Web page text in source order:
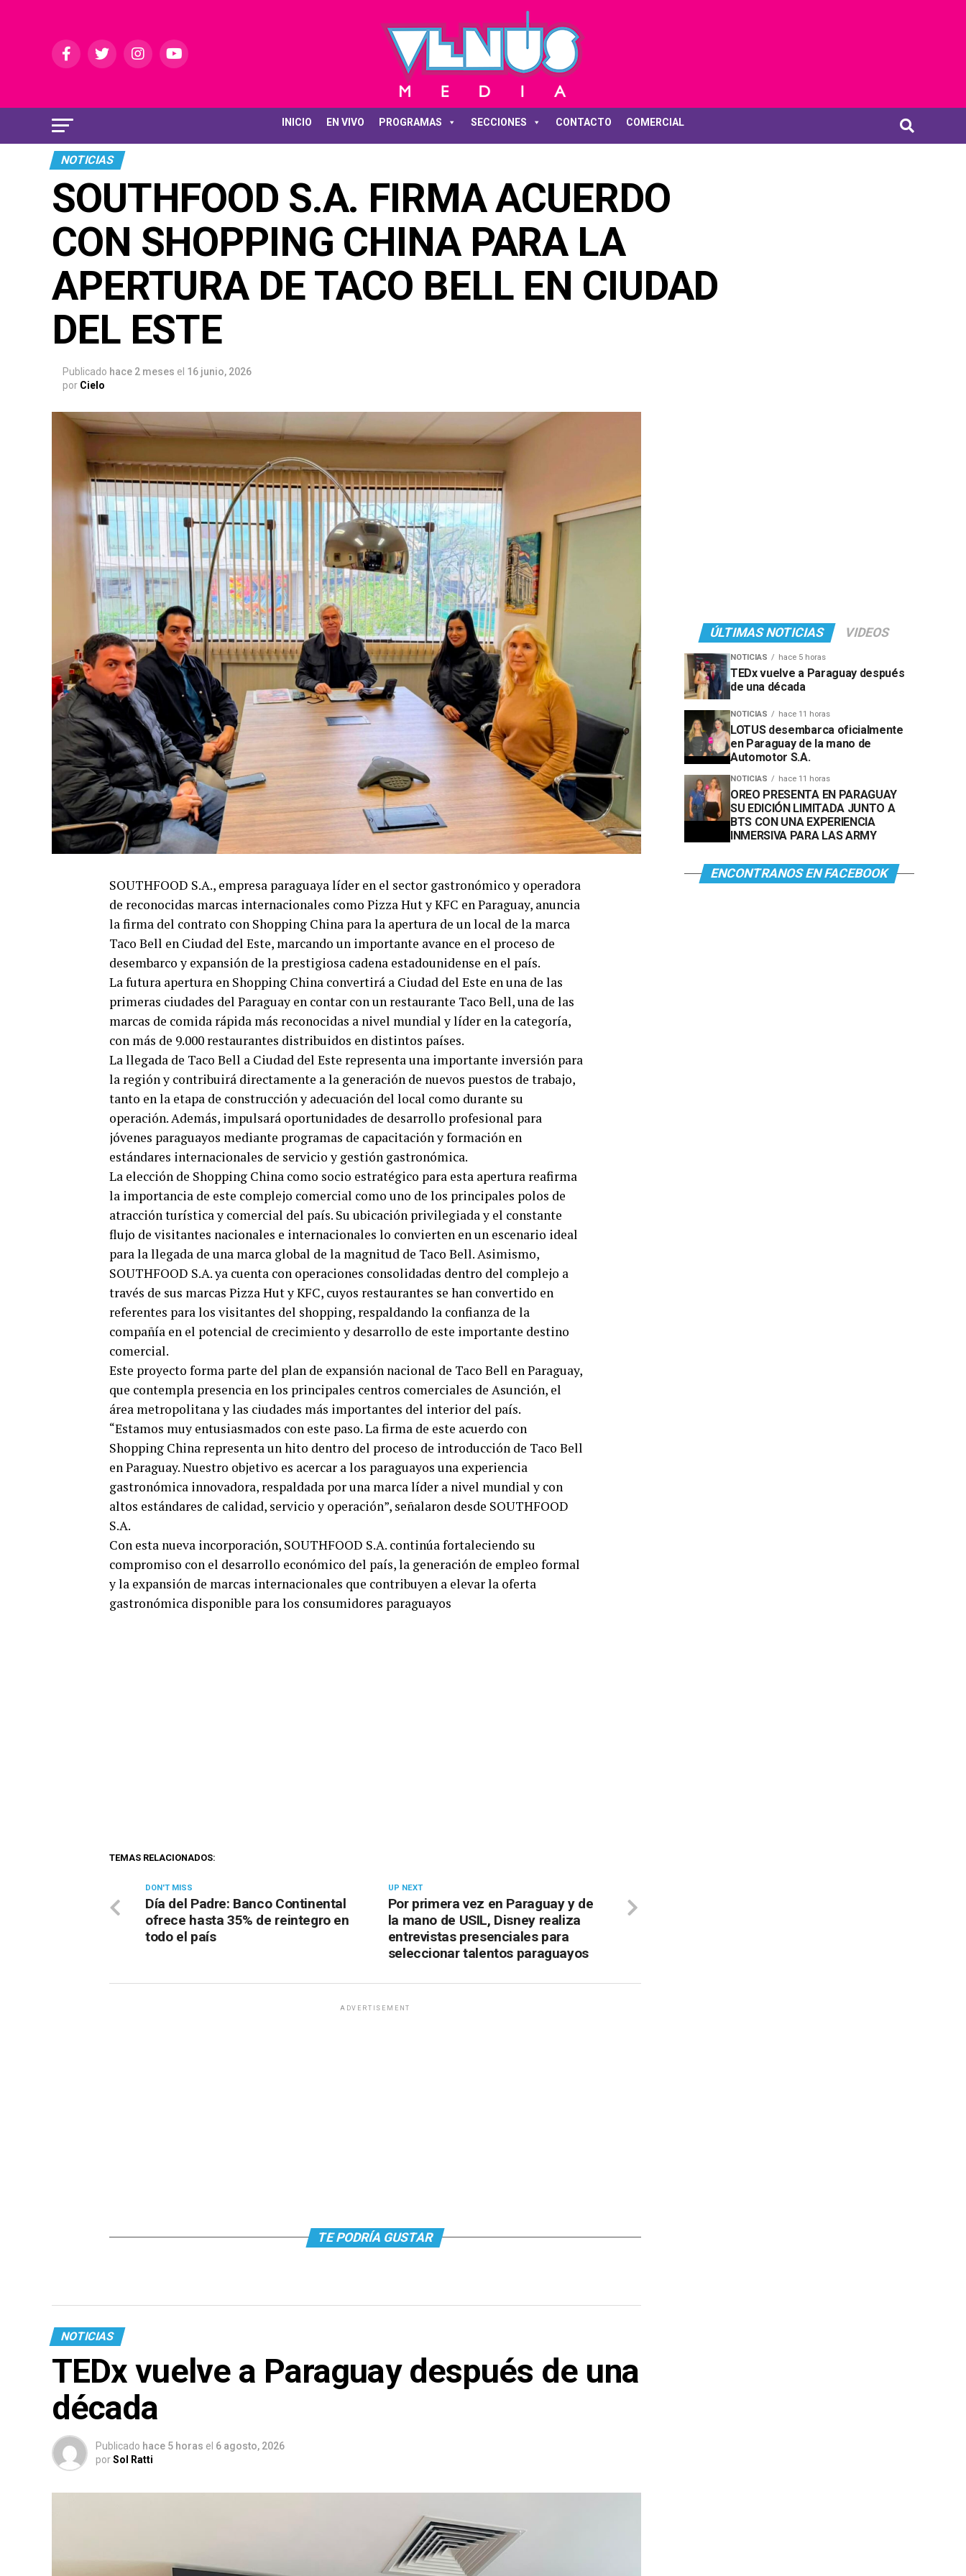
INICIO EN VIVO PROGRAMAS SECCIONES CONTACTO COMERCIAL
NOTICIAS
SOUTHFOOD S.A. FIRMA ACUERDO
CON SHOPPING CHINA PARA LA
APERTURA DE TACO BELL EN CIUDAD
DEL ESTE
Publicado hace 2 meses el 16 junio, 2026
por Cielo
SOUTHFOOD S.A., empresa paraguaya líder en el sector gastronómico y operadora
de reconocidas marcas internacionales como Pizza Hut y KFC en Paraguay, anuncia
la firma del contrato con Shopping China para la apertura de un local de la marca
Taco Bell en Ciudad del Este, marcando un importante avance en el proceso de
desembarco y expansión de la prestigiosa cadena estadounidense en el país.
La futura apertura en Shopping China convertirá a Ciudad del Este en una de las
primeras ciudades del Paraguay en contar con un restaurante Taco Bell, una de las
marcas de comida rápida más reconocidas a nivel mundial y líder en la categoría,
con más de 9.000 restaurantes distribuidos en distintos países.
La llegada de Taco Bell a Ciudad del Este representa una importante inversión para
la región y contribuirá directamente a la generación de nuevos puestos de trabajo,
tanto en la etapa de construcción y adecuación del local como durante su
operación. Además, impulsará oportunidades de desarrollo profesional para
jóvenes paraguayos mediante programas de capacitación y formación en
estándares internacionales de servicio y gestión gastronómica.
La elección de Shopping China como socio estratégico para esta apertura reafirma
la importancia de este complejo comercial como uno de los principales polos de
atracción turística y comercial del país. Su ubicación privilegiada y el constante
flujo de visitantes nacionales e internacionales lo convierten en un escenario ideal
para la llegada de una marca global de la magnitud de Taco Bell. Asimismo,
SOUTHFOOD S.A. ya cuenta con operaciones consolidadas dentro del complejo a
través de sus marcas Pizza Hut y KFC, cuyos restaurantes se han convertido en
referentes para los visitantes del shopping, respaldando la confianza de la
compañía en el potencial de crecimiento y desarrollo de este importante destino
comercial.
Este proyecto forma parte del plan de expansión nacional de Taco Bell en Paraguay,
que contempla presencia en los principales centros comerciales de Asunción, el
área metropolitana y las ciudades más importantes del interior del país.
“Estamos muy entusiasmados con este paso. La firma de este acuerdo con
Shopping China representa un hito dentro del proceso de introducción de Taco Bell
en Paraguay. Nuestro objetivo es acercar a los paraguayos una experiencia
gastronómica innovadora, respaldada por una marca líder a nivel mundial y con
altos estándares de calidad, servicio y operación”, señalaron desde SOUTHFOOD
S.A.
Con esta nueva incorporación, SOUTHFOOD S.A. continúa fortaleciendo su
compromiso con el desarrollo económico del país, la generación de empleo formal
y la expansión de marcas internacionales que contribuyen a elevar la oferta
gastronómica disponible para los consumidores paraguayos
TEMAS RELACIONADOS:
UP NEXT
Por primera vez en Paraguay y de
la mano de USIL, Disney realiza
entrevistas presenciales para
seleccionar talentos paraguayos
DON'T MISS
Día del Padre: Banco Continental
ofrece hasta 35% de reintegro en
todo el país
ADVERTISEMENT
TE PODRÍA GUSTAR
NOTICIAS
TEDx vuelve a Paraguay después de una
década
Publicado hace 5 horas el 6 agosto, 2026
porSol Ratti
ÚLTIMAS NOTICIAS VIDEOS
NOTICIAS hace 5 horas
TEDx vuelve a Paraguay después
de una década
NOTICIAS hace 11 horas
LOTUS desembarca oficialmente
en Paraguay de la mano de
Automotor S.A.
NOTICIAS hace 11 horas
OREO PRESENTA EN PARAGUAY
SU EDICIÓN LIMITADA JUNTO A
BTS CON UNA EXPERIENCIA
INMERSIVA PARA LAS ARMY
ENCONTRANOS EN FACEBOOK